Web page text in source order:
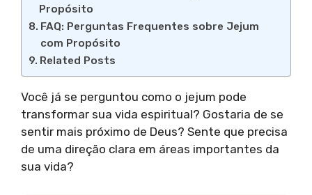
Propósito
FAQ: Perguntas Frequentes sobre Jejum
com Propósito
Related Posts
Você já se perguntou como o jejum pode
transformar sua vida espiritual? Gostaria de se
sentir mais próximo de Deus? Sente que precisa
de uma direção clara em áreas importantes da
sua vida?